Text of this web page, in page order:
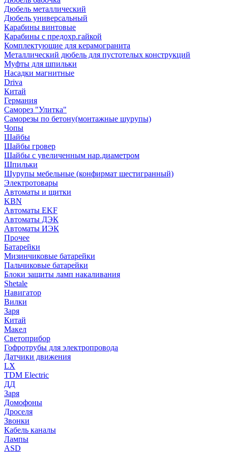
Дюбель металлический
Дюбель универсальный
Карабины винтовые
Карабины с предохр.гайкой
Комплектующие для керамогранита
Металлический дюбель для пустотелых конструкций
Муфты для шпильки
Насадки магнитные
Driva
Китай
Германия
Саморез "Улитка"
Саморезы по бетону(монтажные шурупы)
Чопы
Шайбы
Шайбы гровер
Шайбы с увеличенным нар.диаметром
Шпильки
Шурупы мебельные (конфирмат шестигранный)
Электротовары
Автоматы и щитки
KBN
Автоматы EKF
Автоматы ДЭК
Автоматы ИЭК
Прочее
Батарейки
Мизинчиковые батарейки
Пальчиковые батарейки
Блоки защиты ламп накаливания
Shetale
Навигатор
Вилки
Заря
Китай
Макел
Светоприбор
Гофротрубы для электропровода
Датчики движения
LX
TDM Electric
ДД
Заря
Домофоны
Дроселя
Звонки
Кабель каналы
Лампы
ASD